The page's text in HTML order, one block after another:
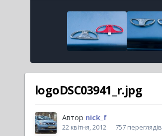
logoDSC03941_r.jpg
Автор nick_f
22 квітня, 2012 757 переглядів